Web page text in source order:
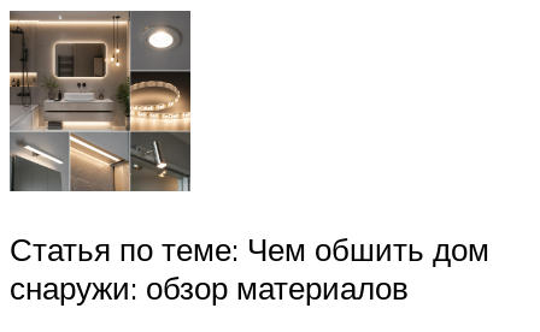
Статья по теме: Чем обшить дом
снаружи: обзор материалов